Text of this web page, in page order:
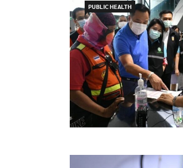
PUBLIC HEALTH